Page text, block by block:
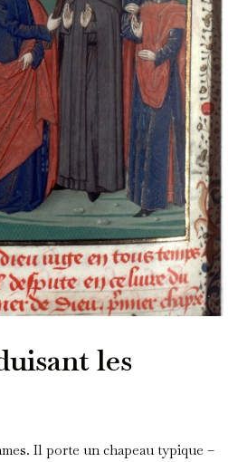
les
Il porte un chapeau typique –